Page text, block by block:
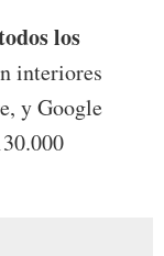
los
interiores
y Google